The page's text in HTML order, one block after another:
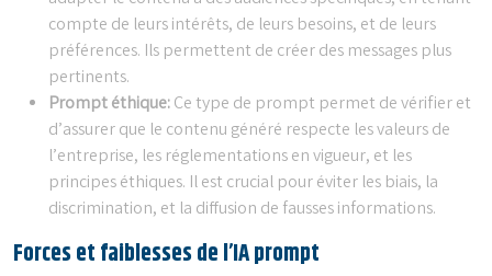
compte de leurs intérêts, de leurs besoins, et de leurs
préférences. Ils permettent de créer des messages plus
pertinents.
Prompt éthique:Ce type de prompt permet de vérifier et
d’assurer que le contenu généré respecte les valeurs de
l’entreprise, les réglementations en vigueur, et les
principes éthiques. Il est crucial pour éviter les biais, la
discrimination, et la diffusion de fausses informations.
Forces et faiblesses de l’IA prompt